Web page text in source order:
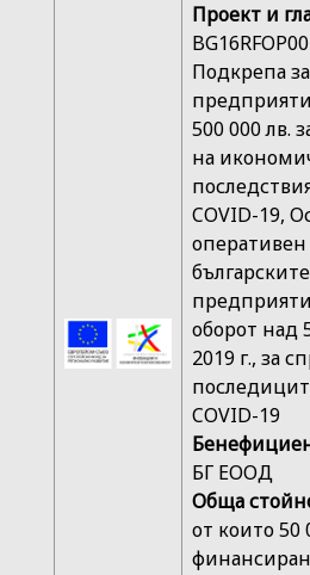
Проект и
Подкрепа
500 000 лв.
на
COVID-19,
оперативен
оборот над
2019 г., за
COVID-19
БГ ЕООД
Обща
от които 50